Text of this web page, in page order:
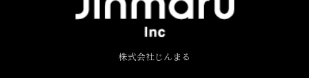
株式会社じんまる